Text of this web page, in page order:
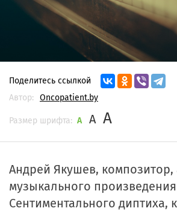
Поделитесь ссылкой
Автор:
Oncopatient.by
Размер шрифта: A A A
Андрей Якушев, композитор,
музыкального
Сентиментального диптиха,